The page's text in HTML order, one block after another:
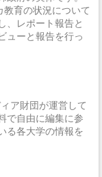
育の状況について
、レポート報告と
ューと報告を行っ
ア財団が運営して
で自由に編集に参
る各大学の情報を